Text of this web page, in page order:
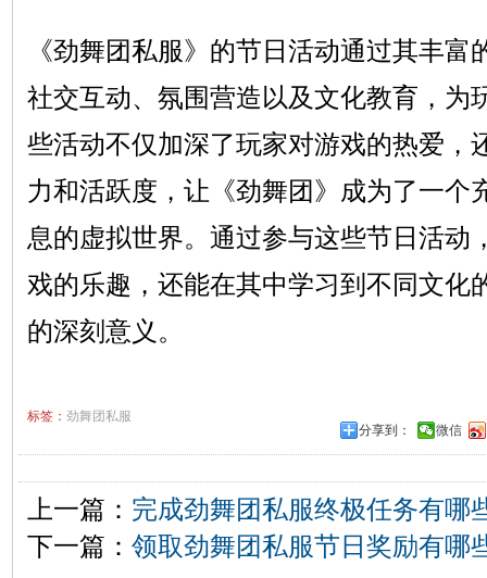
《劲舞团私服》的节日活动通过其丰
社交互动、氛围营造以及文化教育，为
些活动不仅加深了玩家对游戏的热爱，
力和活跃度，让《劲舞团》成为了一个
息的虚拟世界。通过参与这些节日活动
戏的乐趣，还能在其中学习到不同文化
的深刻意义。
标签： 劲舞团私服
分享到：
微信
上一篇： 完成劲舞团私服终极任务有哪
下一篇： 领取劲舞团私服节日奖励有哪